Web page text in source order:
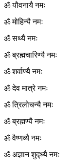
ॐ यौवनायै नमः
ॐ मोहिन्यै नमः
ॐ सथ्यै नमः
ॐ ब्रह्मचारिण्यै नमः
ॐ शर्वाण्यै नमः
ॐ देव मात्रे नमः
ॐ त्रिलोचन्यै नमः
ॐ ब्रह्मण्यै नमः
ॐ वैष्णव्यै नमः
ॐ अज्ञान शुद्ध्यै नमः